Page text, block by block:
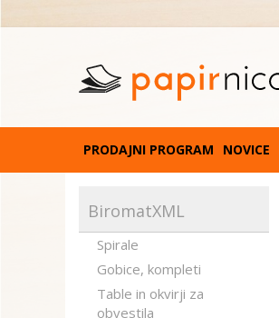
PRODAJNI PROGRAM NOVICE
BiromatXML
Spirale
Gobice, kompleti
Table in okvirji za
obvestila